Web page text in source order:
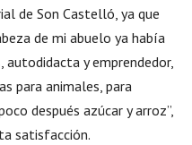
de Son Castelló, ya que
de mi abuelo ya había
autodidacta y emprendedor,
para animales, para
después azúcar y arroz”,
satisfacción.